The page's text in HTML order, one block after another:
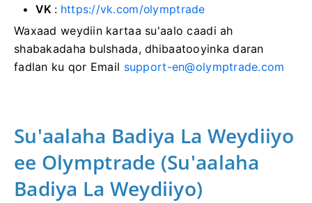
VK: https://vk.com/olymptrade
Waxaad weydiin kartaa su'aalo caadi ah
shabakadaha bulshada, dhibaatooyinka daran
fadlan ku qor Email support-en@olymptrade.com
Su'aalaha Badiya La Weydiiyo
ee Olymptrade (Su'aalaha
Badiya La Weydiiyo)